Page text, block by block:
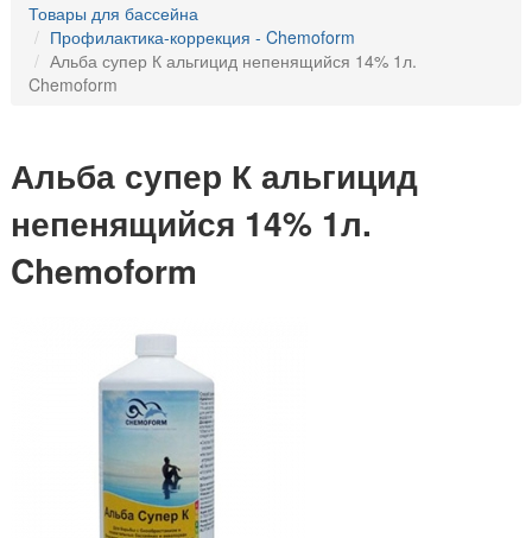
Товары для бассейна
Профилактика-коррекция - Chemoform
Альба супер К альгицид непенящийся 14% 1л.
Chemoform
Альба супер К альгицид
непенящийся 14% 1л.
Chemoform